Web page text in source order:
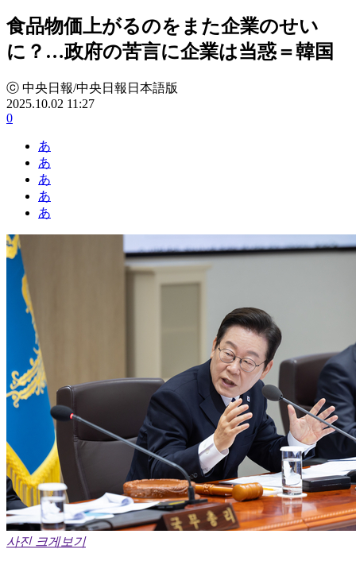
食品物価上がるのをまた企業のせい
に？…政府の苦言に企業は当惑＝韓国
ⓒ 中央日報/中央日報日本語版
2025.10.02 11:27
0
あ
あ
あ
あ
あ
사진 크게보기